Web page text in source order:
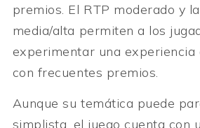
premios. El RTP moderado y
media/alta permiten a los
experimentar una experiencia
con frecuentes premios.
Aunque su temática puede
simplista, el juego cuenta con